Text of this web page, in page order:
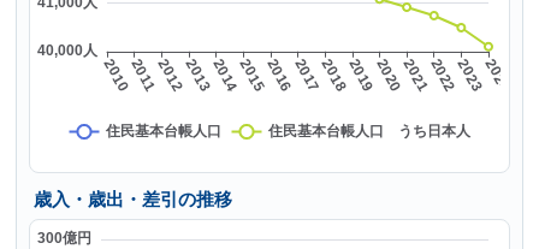
歳入・歳出・差引の推移